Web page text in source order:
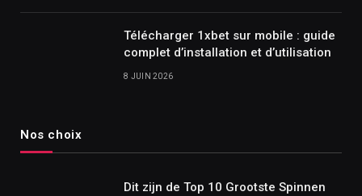
Télécharger 1xbet sur mobile : guide
complet d’installation et d’utilisation
8 JUIN 2026
Nos choix
Dit zijn de Top 10 Grootste Spinnen